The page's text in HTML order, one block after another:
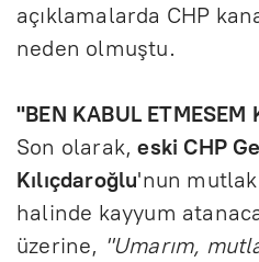
açıklamalarda CHP
neden olmuştu.
"BEN KABUL ETMESEM
Son olarak,eski CHP
Kılıçdaroğlu'nun mutlak
halinde kayyum
üzerine, "Umarım,